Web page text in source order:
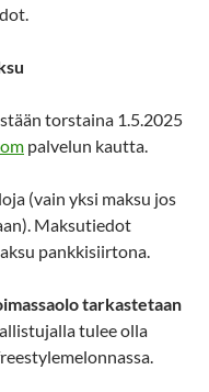
torstaina 1.5.2025
palvelun kautta.
(vain yksi maksu jos
Maksutiedot
pankkisiirtona.
tarkastetaan
tulee olla